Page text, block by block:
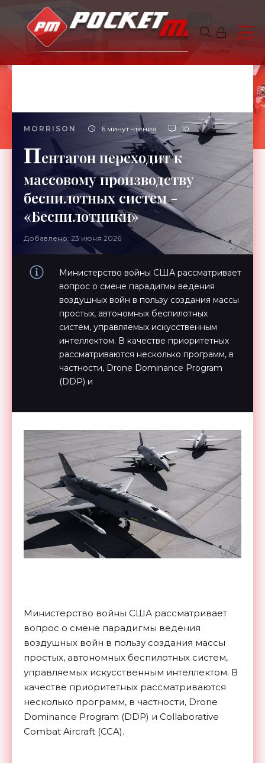
MORRISON 6 минут чтения 10
Пентагон переходит к
массовому производству
беспилотных систем -
«Беспилотники»
Добавлено: 23 июня 2026
Министерство войны США рассматривает
вопрос о смене парадигмы ведения
воздушных войн в пользу создания массы
простых, автономных беспилотных
систем, управляемых искусственным
интеллектом. В качестве приоритетных
рассматриваются несколько программ, в
частности, Drone Dominance Program
(DDP) и
Министерство войны США рассматривает
вопрос о смене парадигмы ведения
воздушных войн в пользу создания массы
простых, автономных беспилотных систем,
управляемых искусственным интеллектом. В
качестве приоритетных рассматриваются
несколько программ, в частности, Drone
Dominance Program (DDP) и Collaborative
Combat Aircraft (CCA).